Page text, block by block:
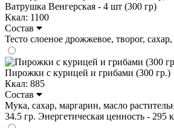
Ватрушка Венгерская - 4 шт (300 гр)
Ккал: 1100
Состав
Тесто слоеное дрожжевое, творог,
Пирожки с курицей и грибами (300 гр.)
Ккал: 885
Состав
Мука, сахар, маргарин, масло
34.5 гр. Энергетическая ценность - 295